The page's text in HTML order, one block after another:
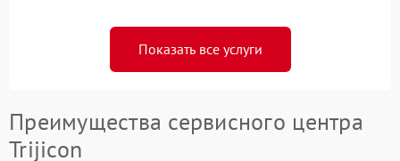
Показать все услуги
Преимущества сервисного центра
Trijicon